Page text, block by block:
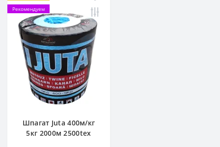
Рекомендуем
Шпагат Juta 400м/кг
5кг 2000м 2500tex